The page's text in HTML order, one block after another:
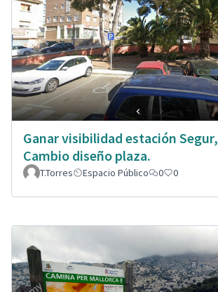
Ganar visibilidad estación Segur,
Cambio diseño plaza.
T.Torres Espacio Público 0 0